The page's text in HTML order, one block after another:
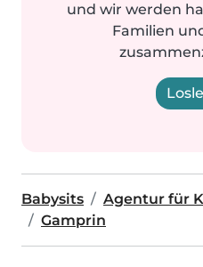
und wir werden
Familien
Babysits
Agentur für
Gamprin